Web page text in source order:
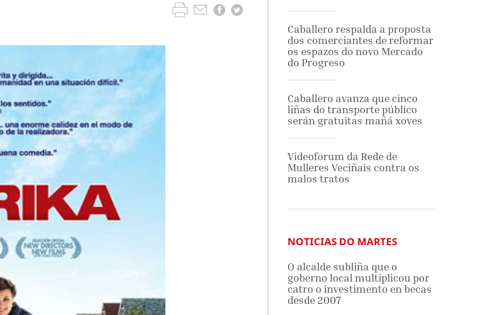
Caballero respalda a proposta
dos comerciantes de reformar
os espazos do novo Mercado
do Progreso
Caballero avanza que cinco
liñas do transporte público
serán gratuitas mañá xoves
Videoforum da Rede de
Mulleres Veciñais contra os
malos tratos
NOTICIAS DO MARTES
O alcalde subliña que o
goberno local multiplicou por
catro o investimento en becas
desde 2007